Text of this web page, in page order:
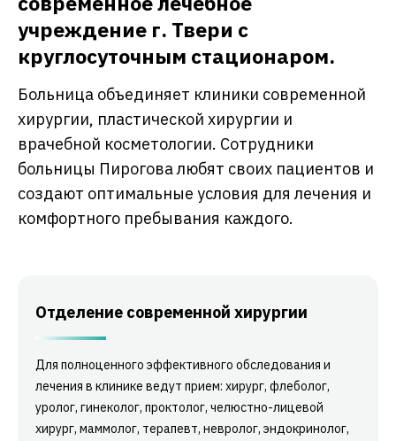
учреждение г. Твери с
круглосуточным стационаром.
Больница объединяет клиники современной
хирургии, пластической хирургии и
врачебной косметологии. Сотрудники
больницы Пирогова любят своих пациентов и
создают оптимальные условия для лечения и
комфортного пребывания каждого.
Отделение современной хирургии
Для полноценного эффективного обследования и
лечения в клинике ведут прием: хирург, флеболог,
уролог, гинеколог, проктолог, челюстно-лицевой
хирург, маммолог, терапевт, невролог, эндокринолог,